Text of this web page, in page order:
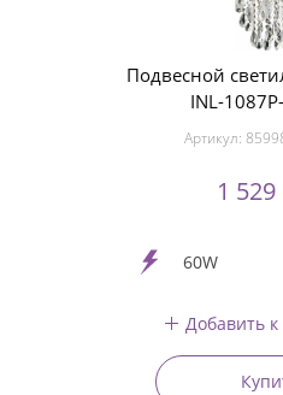
Подвесной
INL-
Артикул:
1 529
60W
Добавить